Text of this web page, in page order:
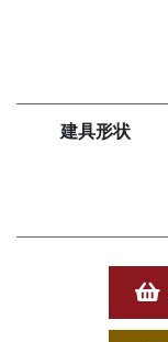
建具形状